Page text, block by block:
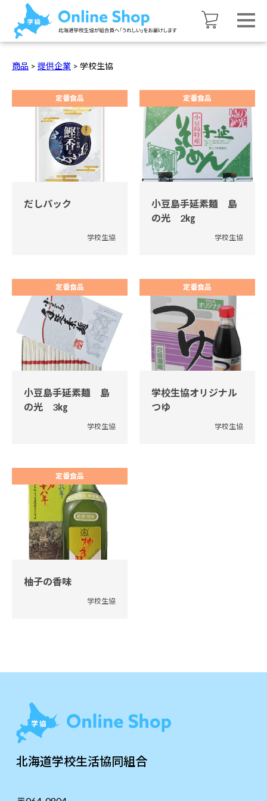
商品 > 提供企業 > 学校生協
定番食品
だしパック
学校生協
定番食品
小豆島手延素麺 島
の光 2㎏
学校生協
定番食品
小豆島手延素麺 島
の光 3㎏
学校生協
定番食品
学校生協オリジナル
つゆ
学校生協
定番食品
柚子の香味
学校生協
北海道学校生活協同組合